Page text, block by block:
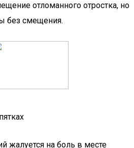
отломанного отростка, но
без смещения.
жалуется на боль в месте